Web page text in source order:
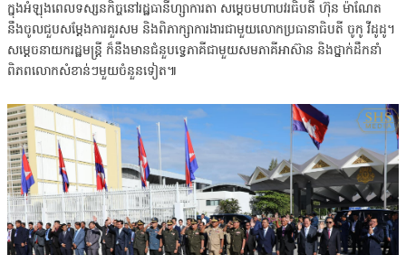
ក្នុងអំឡុងពេលទស្សនកិច្ចនៅរដ្ឋធានីហ្សាការតា សម្តេចមហាបវរធិបតី ហ៊ុន ម៉ា​ណែត
នឹងចូល​ជួបសម្តែងការគួរសម និងពិភាក្សាការងារជាមួយលោកប្រធានាធិបតី ចូកូ វីដូដូ។
សម្តេច​នា​យ​ក​​រដ្ឋមន្ត្រី ក៏នឹងមានជំនួបទ្វេភាគីជាមួយ​សមភាគីអាស៊ាន និងថ្នាក់ដឹកនាំ
ពិភពលោក​សំខាន់ៗ​មួយចំនួនទៀត៕